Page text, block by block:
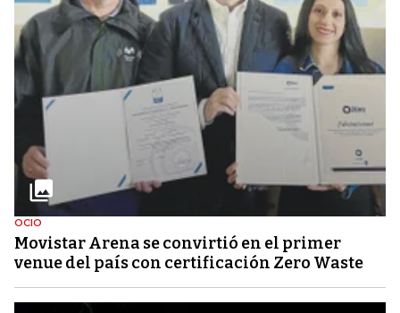
OCIO
Movistar Arena se convirtió en el primer
venue del país con certificación Zero Waste